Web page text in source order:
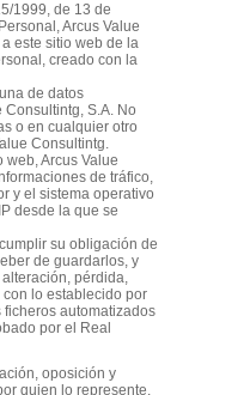
1999, de 13 de
Arcus Value
este sitio web de la
creado con la
de datos
S.A. No
o en cualquier otro
Consultintg.
Arcus Value
de tráfico,
y el sistema operativo
desde la que se
su obligación de
de guardarlos, y
pérdida,
lo establecido por
automatizados
por el Real
oposición y
quien lo represente,